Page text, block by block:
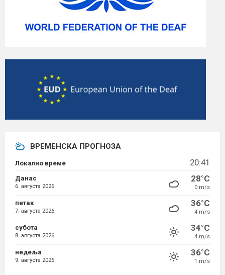
ВРЕМЕНСКА ПРОГНОЗА
Локално време 20:41
Данас
6. августа 2026.
28°C
0 m/s
петак
7. августа 2026.
36°C
4 m/s
субота
8. августа 2026.
34°C
4 m/s
недеља
9. августа 2026.
36°C
1 m/s